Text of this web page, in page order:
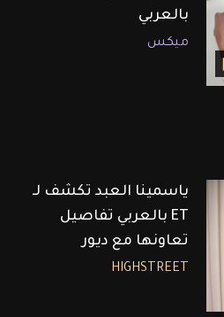
بالعربي
ميكس
ياسمينا العبد تكشف لـ
ET بالعربي تفاصيل
تعاونها مع ديور
HIGHSTREET